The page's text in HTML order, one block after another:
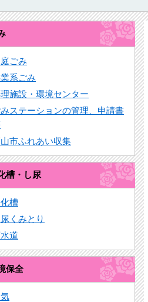
ごみ
系ごみ
施設・環境センター
みステーションの管理、申請書
市ふれあい収集
槽・し尿
槽
尿くみとり
道
保全